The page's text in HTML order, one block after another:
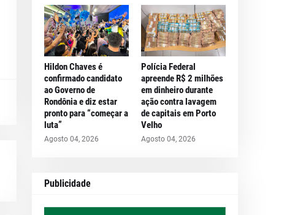
Hildon Chaves é
confirmado candidato
ao Governo de
Rondônia e diz estar
pronto para “começar a
luta”
Agosto 04, 2026
Polícia Federal
apreende R$ 2 milhões
em dinheiro durante
ação contra lavagem
de capitais em Porto
Velho
Agosto 04, 2026
Publicidade